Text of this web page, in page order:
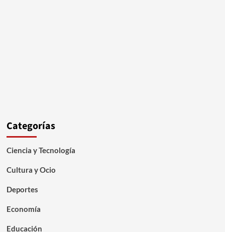
Categorías
Ciencia y Tecnología
Cultura y Ocio
Deportes
Economía
Educación